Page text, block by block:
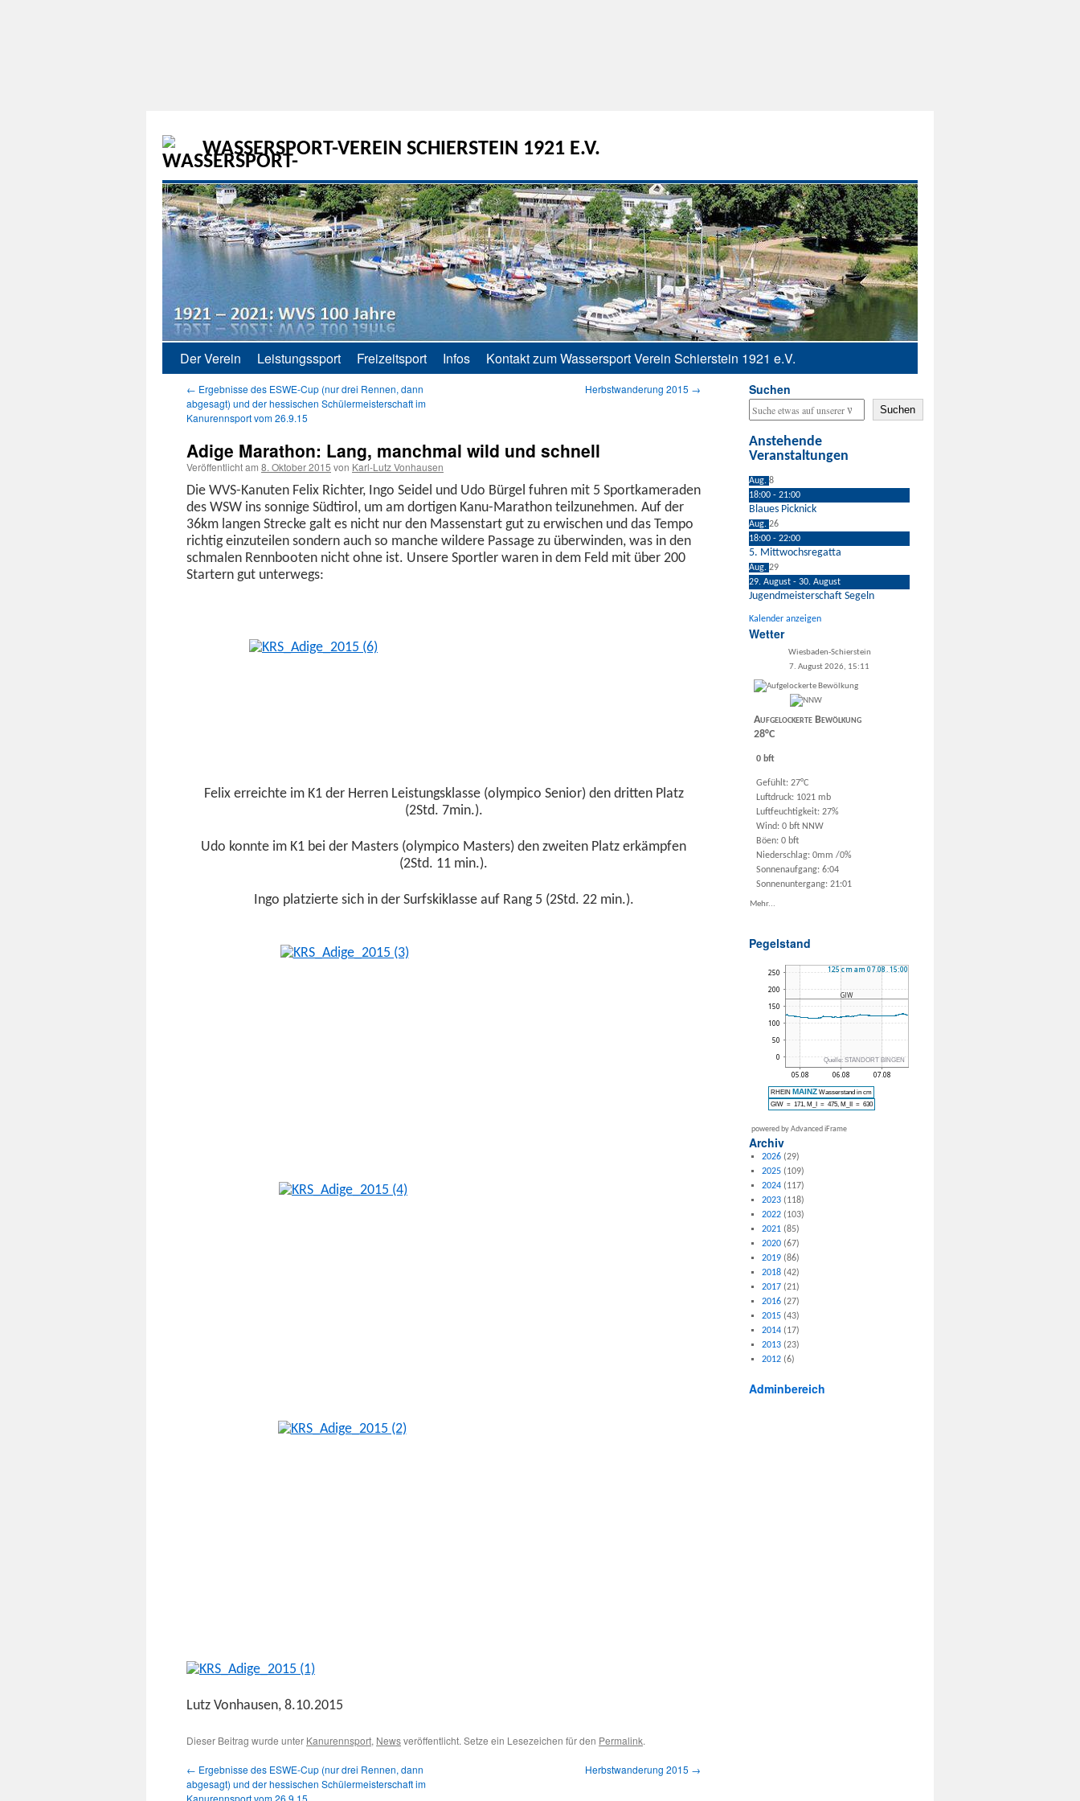
WASSERSPORT-VEREIN SCHIERSTEIN 1921 E.V.
Zum
Inhalt
springen
Der Verein Leistungssport Freizeitsport Infos Kontakt zum Wassersport Verein Schierstein 1921 e.V.
← Ergebnisse des ESWE-Cup (nur drei Rennen, dann
abgesagt) und der hessischen Schülermeisterschaft im
Kanurennsport vom 26.9.15
Herbstwanderung 2015 →
Adige Marathon: Lang, manchmal wild und schnell
Veröffentlicht am 8. Oktober 2015 von Karl-Lutz Vonhausen
Die WVS-Kanuten Felix Richter, Ingo Sei­del und Udo Bürgel fuhren mit 5 Sportkam­er­aden
des WSW ins son­nige Südtirol, um am dor­ti­gen Kanu-Marathon teilzunehmen. Auf der
36km lan­gen Strecke galt es nicht nur den Massen­start gut zu erwis­chen und das Tem­po
richtig einzuteilen son­dern auch so manche wildere Pas­sage zu über­winden, was in den
schmalen Renn­booten nicht ohne ist. Unsere Sportler waren in dem Feld mit über 200
Startern gut unterwegs:
Felix erre­ichte im K1 der Her­ren Leis­tungsklasse (olympi­co Senior) den drit­ten Platz
(2Std. 7min.).
Udo kon­nte im K1 bei der Mas­ters (olympi­co Mas­ters) den zweit­en Platz erkämpfen
(2Std. 11 min.).
Ingo platzierte sich in der Surf­skik­lasse auf Rang 5 (2Std. 22 min.).
Lutz Von­hausen, 8.10.2015
Dieser Beitrag wurde unter Kanurennsport, Newsveröffentlicht. Setze ein Lesezeichen für den Permalink.
← Ergebnisse des ESWE-Cup (nur drei Rennen, dann
abgesagt) und der hessischen Schülermeisterschaft im
Herbstwanderung 2015 →
Suchen
Suchen
Anstehende
Veranstaltungen
Aug. 8
18:00 - 21:00
Blaues Picknick
Aug. 26
18:00 - 22:00
5. Mittwochsregatta
Aug. 29
29. August - 30. August
Jugendmeisterschaft Segeln
Kalender anzeigen
Wetter
Wiesbaden-Schierstein
7. August 2026, 15:11
Aufgelockerte Bewölkung
28°C
0 bft
Gefühlt: 27°C
Luftdruck: 1021 mb
Luftfeuchtigkeit: 27%
Wind: 0 bft NNW
Böen: 0 bft
Niederschlag: 0mm /0%
Sonnenaufgang: 6:04
Sonnenuntergang: 21:01
Mehr...
Pegelstand
powered by Advanced iFrame
Archiv
2026(29)
2025(109)
2024(117)
2023(118)
2022(103)
2021(85)
2020(67)
2019(86)
2018(42)
2017(21)
2016(27)
2015(43)
2014(17)
2013(23)
2012(6)
Adminbereich